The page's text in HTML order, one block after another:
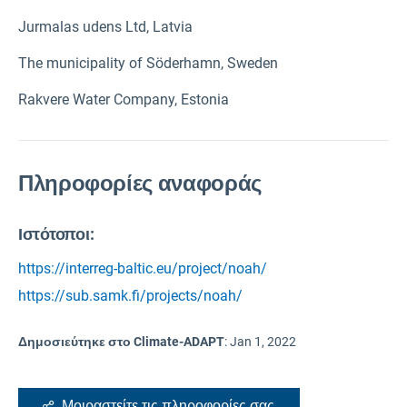
Jurmalas udens Ltd, Latvia
The municipality of Söderhamn, Sweden
Rakvere Water Company, Estonia
Πληροφορίες αναφοράς
Ιστότοποι:
https://interreg-baltic.eu/project/noah/
https://sub.samk.fi/projects/noah/
Δημοσιεύτηκε στο Climate-ADAPT:Jan 1, 2022